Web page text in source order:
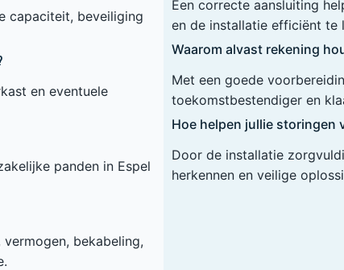
capaciteit, beveiliging
en eventuele
panden in Espel
bekabeling,
Een correcte aansluiting
en de installatie efficiënt te
Waarom alvast rekening
Met een goede
toekomstbestendiger en
Hoe helpen jullie storingen
Door de installatie
herkennen en veilige